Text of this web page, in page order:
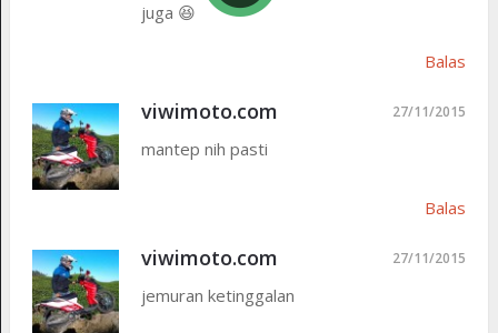
juga 😆
Balas
viwimoto.com 27/11/2015
mantep nih pasti
Balas
viwimoto.com 27/11/2015
jemuran ketinggalan